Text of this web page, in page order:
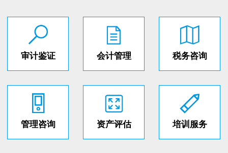
审计鉴证 会计管理 税务咨询
管理咨询 资产评估 培训服务